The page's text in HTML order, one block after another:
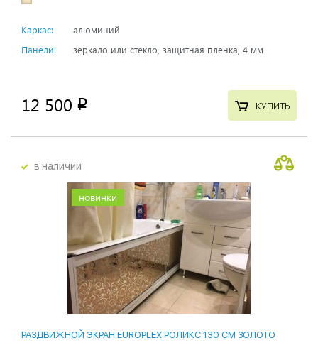
Каркас:
алюминий
Панели:
зеркало или стекло, защитная пленка, 4 мм
12 500 p КУПИТЬ
в наличии
новинки
РАЗДВИЖНОЙ ЭКРАН EUROPLEX РОЛИКС 130 СМ ЗОЛОТО